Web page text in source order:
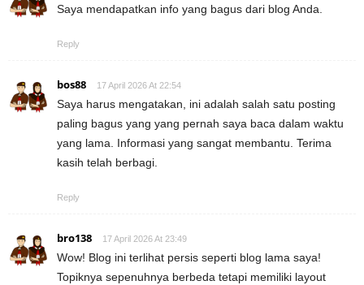
Saya mendapatkan info yang bagus dari blog Anda.
Reply
bos88 17 April 2026 At 22:54
Saya harus mengatakan, ini adalah salah satu posting
paling bagus yang yang pernah saya baca dalam waktu
yang lama. Informasi yang sangat membantu. Terima
kasih telah berbagi.
Reply
bro138 17 April 2026 At 23:49
Wow! Blog ini terlihat persis seperti blog lama saya!
Topiknya sepenuhnya berbeda tetapi memiliki layout